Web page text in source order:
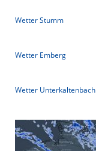
Wetter Stumm
Wetter Emberg
Wetter Unterkaltenbach